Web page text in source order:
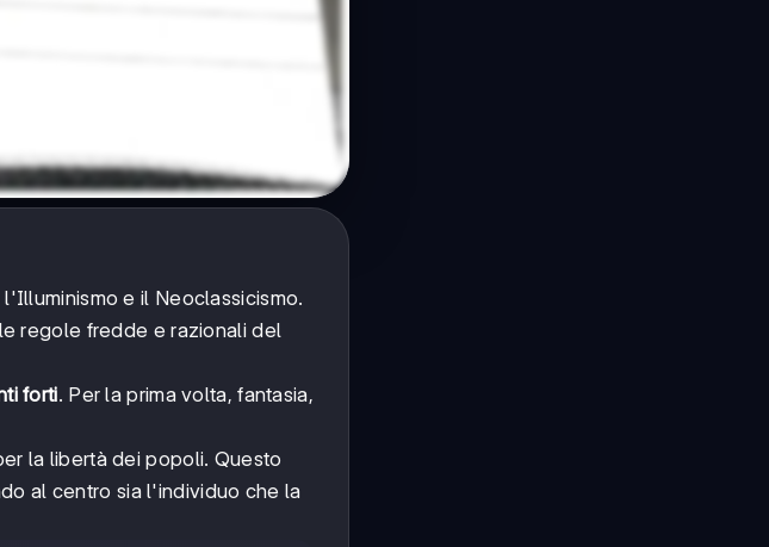
e il Neoclassicismo.
regole fredde e razionali del
forti. Per la prima volta, fantasia,
la libertà dei popoli. Questo
al centro sia l'individuo che la